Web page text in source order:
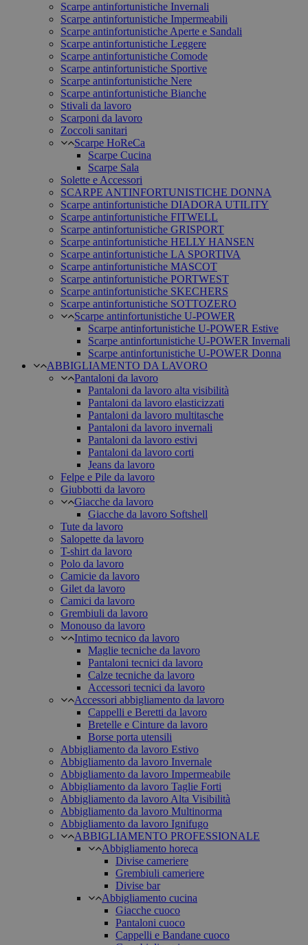
Scarpe antinfortunistiche Invernali
Scarpe antinfortunistiche Impermeabili
Scarpe antinfortunistiche Aperte e Sandali
Scarpe antinfortunistiche Leggere
Scarpe antinfortunistiche Comode
Scarpe antinfortunistiche Sportive
Scarpe antinfortunistiche Nere
Scarpe antinfortunistiche Bianche
Stivali da lavoro
Scarponi da lavoro
Zoccoli sanitari
Scarpe HoReCa
Scarpe Cucina
Scarpe Sala
Solette e Accessori
SCARPE ANTINFORTUNISTICHE DONNA
Scarpe antinfortunistiche DIADORA UTILITY
Scarpe antinfortunistiche FITWELL
Scarpe antinfortunistiche GRISPORT
Scarpe antinfortunistiche HELLY HANSEN
Scarpe antinfortunistiche LA SPORTIVA
Scarpe antinfortunistiche MASCOT
Scarpe antinfortunistiche PORTWEST
Scarpe antinfortunistiche SKECHERS
Scarpe antinfortunistiche SOTTOZERO
Scarpe antinfortunistiche U-POWER
Scarpe antinfortunistiche U-POWER Estive
Scarpe antinfortunistiche U-POWER Invernali
Scarpe antinfortunistiche U-POWER Donna
ABBIGLIAMENTO DA LAVORO
Pantaloni da lavoro
Pantaloni da lavoro alta visibilità
Pantaloni da lavoro elasticizzati
Pantaloni da lavoro multitasche
Pantaloni da lavoro invernali
Pantaloni da lavoro estivi
Pantaloni da lavoro corti
Jeans da lavoro
Felpe e Pile da lavoro
Giubbotti da lavoro
Giacche da lavoro
Giacche da lavoro Softshell
Tute da lavoro
Salopette da lavoro
T-shirt da lavoro
Polo da lavoro
Camicie da lavoro
Gilet da lavoro
Camici da lavoro
Grembiuli da lavoro
Monouso da lavoro
Intimo tecnico da lavoro
Maglie tecniche da lavoro
Pantaloni tecnici da lavoro
Calze tecniche da lavoro
Accessori tecnici da lavoro
Accessori abbigliamento da lavoro
Cappelli e Beretti da lavoro
Bretelle e Cinture da lavoro
Borse porta utensili
Abbigliamento da lavoro Estivo
Abbigliamento da lavoro Invernale
Abbigliamento da lavoro Impermeabile
Abbigliamento da lavoro Taglie Forti
Abbigliamento da lavoro Alta Visibilità
Abbigliamento da lavoro Multinorma
Abbigliamento da lavoro Ignifugo
ABBIGLIAMENTO PROFESSIONALE
Abbigliamento horeca
Divise cameriere
Grembiuli cameriere
Divise bar
Abbigliamento cucina
Giacche cuoco
Pantaloni cuoco
Cappelli e Bandane cuoco